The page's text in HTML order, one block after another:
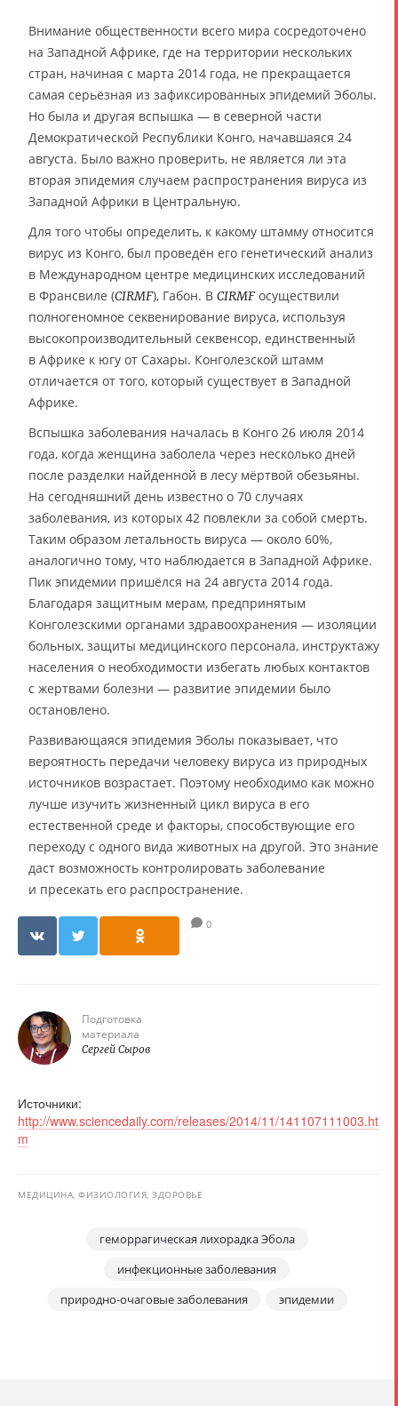
Внимание общественности всего мира сосредоточено
на Западной Африке, где на территории нескольких
стран, начиная с марта 2014 года, не прекращается
самая серьёзная из зафиксированных эпидемий Эболы.
Но была и другая вспышка — в северной части
Демократической Республики Конго, начавшаяся 24
августа. Было важно проверить, не является ли эта
вторая эпидемия случаем распространения вируса из
Западной Африки в Центральную.
Для того чтобы определить, к какому штамму относится
вирус из Конго, был проведён его генетический анализ
в Международном центре медицинских исследований
в Франсвиле (CIRMF), Габон. В CIRMFосуществили
полногеномное секвенирование вируса, используя
высокопроизводительный секвенсор, единственный
в Африке к югу от Сахары. Конголезской штамм
отличается от того, который существует в Западной
Африке.
Вспышка заболевания началась в Конго 26 июля 2014
года, когда женщина заболела через несколько дней
после разделки найденной в лесу мёртвой обезьяны.
На сегодняшний день известно о 70 случаях
заболевания, из которых 42 повлекли за собой смерть.
Таким образом летальность вируса — около 60%,
аналогично тому, что наблюдается в Западной Африке.
Пик эпидемии пришёлся на 24 августа 2014 года.
Благодаря защитным мерам, предпринятым
Конголезскими органами здравоохранения — изоляции
больных, защиты медицинского персонала, инструктажу
населения о необходимости избегать любых контактов
с жертвами болезни — развитие эпидемии было
остановлено.
Развивающаяся эпидемия Эболы показывает, что
вероятность передачи человеку вируса из природных
источников возрастает. Поэтому необходимо как можно
лучше изучить жизненный цикл вируса в его
естественной среде и факторы, способствующие его
переходу с одного вида животных на другой. Это знание
даст возможность контролировать заболевание
и пресекать его распространение.
0
Подготовка
материала
Сергей Сыров
Источники:
http://www.sciencedaily.com/releases/2014/11/141107111003.ht
m
МЕДИЦИНА, ФИЗИОЛОГИЯ, ЗДОРОВЬЕ
геморрагическая лихорадка Эбола
инфекционные заболевания
природно-очаговые заболевания
эпидемии